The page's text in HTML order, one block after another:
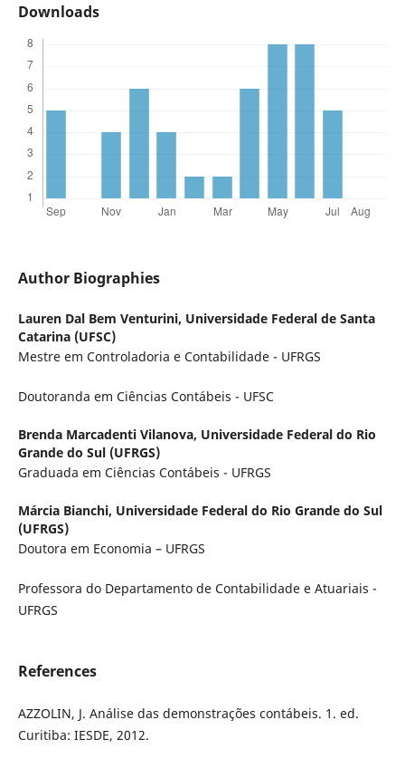
Downloads
Author Biographies
Lauren Dal Bem Venturini, Universidade Federal de Santa
Catarina (UFSC)
Mestre em Controladoria e Contabilidade - UFRGS
Doutoranda em Ciências Contábeis - UFSC
Brenda Marcadenti Vilanova, Universidade Federal do Rio
Grande do Sul (UFRGS)
Graduada em Ciências Contábeis - UFRGS
Márcia Bianchi, Universidade Federal do Rio Grande do Sul
(UFRGS)
Doutora em Economia – UFRGS
Professora do Departamento de Contabilidade e Atuariais -
UFRGS
References
AZZOLIN, J. Análise das demonstrações contábeis. 1. ed.
Curitiba: IESDE, 2012.